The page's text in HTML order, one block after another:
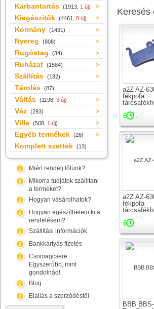
Karbantartás (1913, 1 új)
Kiegészítők (4461, 8 új)
Kormány (1431)
Nyereg (808)
Rugóstag (34)
Ruházat (1584)
Szállítás (182)
Tárolás (87)
Váltás (1198, 3 új)
Váz (293)
Villa (508, 1 új)
Egyéb termékek (26)
Komplett szettek (13)
Miért rendelj tőlünk?
Mikorra tudjátok szállítani
a terméket?
Hogyan vásárolhatok?
Hogyan egészíthetem ki a
rendelésem?
Szállítási információk
Bankkártyás fizetés
Csomagcsere.
Egyszerűbb, mint
gondolnád!
Blog
Elállás a szerződéstől
Keresés
a2Z AZ-
fékpofa
a2Z AZ-
fékpofa
BBB